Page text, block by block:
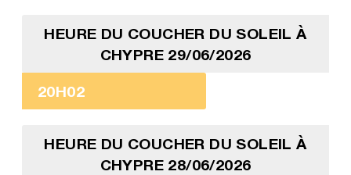
HEURE DU COUCHER DU SOLEIL À
CHYPRE 29/06/2026
20H02
HEURE DU COUCHER DU SOLEIL À
CHYPRE 28/06/2026